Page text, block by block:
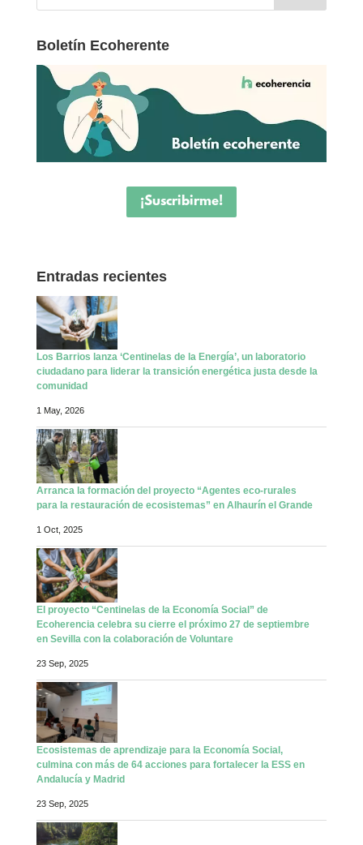
Boletín Ecoherente
Entradas recientes
Los Barrios lanza ‘Centinelas de la Energía’, un laboratorio
comunidad
1 May, 2026
Arranca la formación del proyecto “Agentes eco-rurales
para la restauración de ecosistemas” en Alhaurín el Grande
1 Oct, 2025
El proyecto “Centinelas de la Economía Social” de
en Sevilla con la colaboración de Voluntare
23 Sep, 2025
Ecosistemas de aprendizaje para la Economía Social,
culmina con más de 64 acciones para fortalecer la ESS en
Andalucía y Madrid
23 Sep, 2025